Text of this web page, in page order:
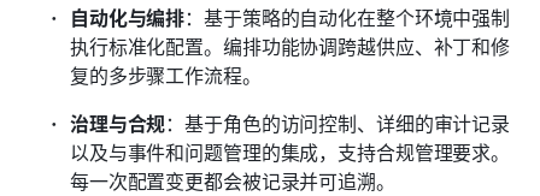
自动化与编排：基于策略的自动化在整个环境中强制
执行标准化配置。编排功能协调跨越供应、补丁和修
复的多步骤工作流程。
治理与合规：基于角色的访问控制、详细的审计记录
以及与事件和问题管理的集成，支持合规管理要求。
每一次配置变更都会被记录并可追溯。